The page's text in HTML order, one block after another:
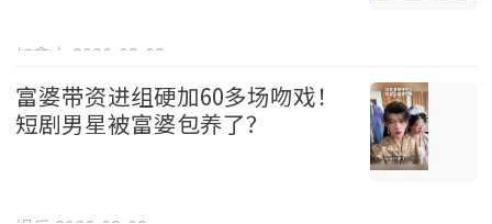
加拿大 2026-08-08
富婆带资进组硬加60多场吻戏！
短剧男星被富婆包养了？